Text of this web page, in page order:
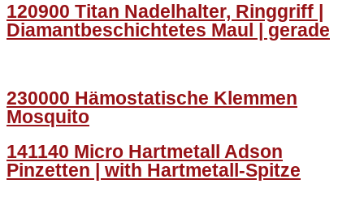
120900 Titan Nadelhalter, Ringgriff |
Diamantbeschichtetes Maul | gerade
230000 Hämostatische Klemmen
Mosquito
141140 Micro Hartmetall Adson
Pinzetten | with Hartmetall-Spitze